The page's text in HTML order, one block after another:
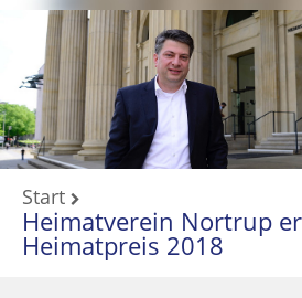
Start
Heimatverein Nortrup
Heimatpreis 2018